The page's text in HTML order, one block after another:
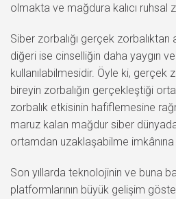
olmakta ve mağdura kalıcı ruhsal
Siber zorbalığı gerçek zorbalıktan
diğeri ise cinselliğin daha yaygın
kullanılabilmesidir. Öyle ki, gerçek
bireyin zorbalığın gerçekleştiği
zorbalık etkisinin hafiflemesine
maruz kalan mağdur siber
ortamdan uzaklaşabilme
Son yıllarda teknolojinin ve buna
platformlarının büyük gelişim